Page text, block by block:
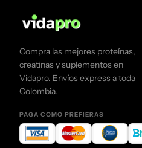
Compra las mejores proteínas,
creatinas y suplementos en
Vidapro. Envíos express a toda
Colombia.
PAGA COMO PREFIERAS